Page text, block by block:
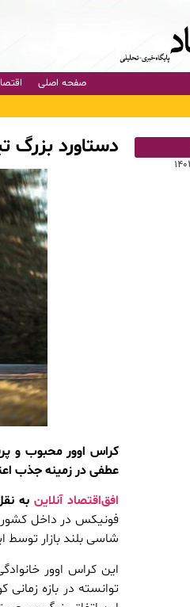
صفحه اصلی
دستاورد بزرگ تیگو ۷ با صادرات یک میلیون دستگاه
عطفی در زمینه جذب
افق‌اقتصاد آنلاین به
فونیکس در داخل کشور
شاسی بلند بازار
این کراس اوور
توانسته در بازه